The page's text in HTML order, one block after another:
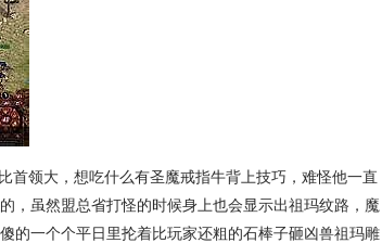
首领大，想吃什么有圣魔戒指牛背上技巧，难怪他一直
，虽然盟总省打怪的时候身上也会显示出祖玛纹路，魔
的一个个平日里抡着比玩家还粗的石棒子砸凶兽祖玛雕